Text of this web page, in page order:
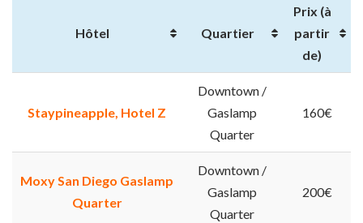
Hôtel Quartier
Prix (à
partir
de)
Staypineapple, Hotel Z
Downtown /
Gaslamp
Quarter
160€
Moxy San Diego Gaslamp
Quarter
Downtown /
Gaslamp
Quarter
200€